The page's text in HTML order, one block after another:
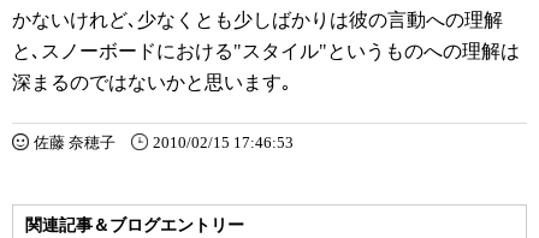
かないけれど､少なくとも少しばかりは彼の言動への理解
と､スノーボードにおける"スタイル"というものへの理解は
深まるのではないかと思います｡
佐藤 奈穂子 2010/02/15 17:46:53
関連記事＆ブログエントリー